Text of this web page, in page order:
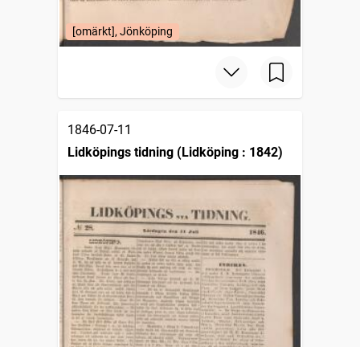
[omärkt], Jönköping
1846-07-11
Lidköpings tidning (Lidköping : 1842)